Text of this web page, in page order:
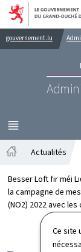
Ce site
gouvernement.lu
MENU
PRINCIPAL
Actualités
Besser Loft fir méi
la campagne de
(NO2) 2022 avec les